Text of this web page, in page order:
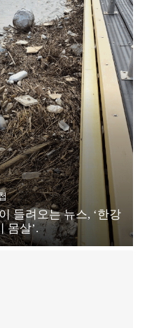
들려오는 뉴스, ‘한강
몸살’.